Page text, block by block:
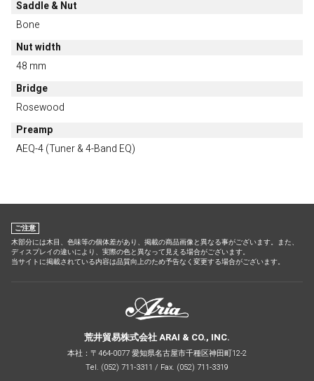
Saddle & Nut
Bone
Nut width
48 mm
Bridge
Rosewood
Preamp
AEQ-4 (Tuner & 4-Band EQ)
ご注意
木部分には木目、色味等の個体差があり、掲載の商品画像と異なる事がございます。また、
ディスプレイの違いにより、実際の色と異なって見える場合がございます。
当サイトに掲載されている内容は品質向上のため予告なく変更する場合がございます。
荒井貿易株式会社 ARAI & CO., INC.
本社：〒464-0077 愛知県名古屋市千種区神田町12-2
Tel. (052) 711-3311 / Fax. (052) 711-3319